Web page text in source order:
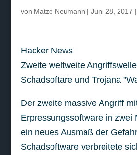
von Matze Neumann | Juni 28, 2017 |
Hacker News
Zweite weltweite
Schadsoftare und Trojana
Der zweite massive Angriff
Erpressungssoftware in zwei
ein neues Ausmaß der
Schadsoftware verbreitete